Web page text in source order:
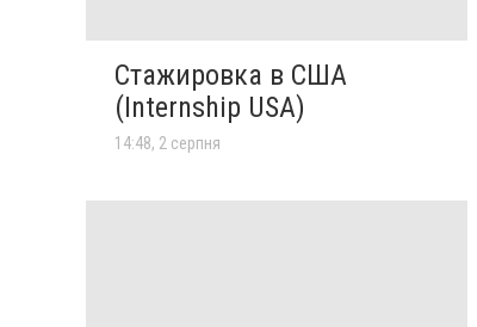
Стажировка в США
(Internship USA)
14:48, 2 серпня